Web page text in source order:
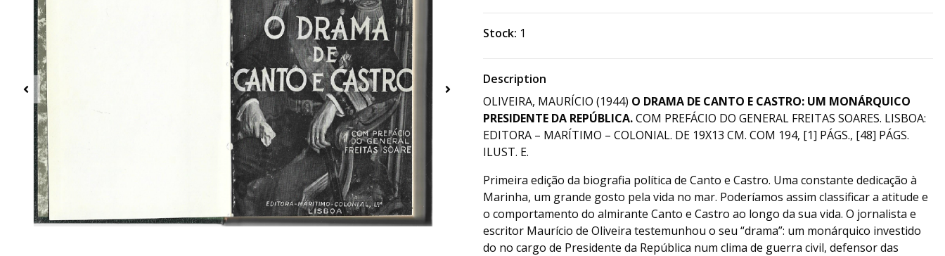
Stock: 1
Description
OLIVEIRA, MAURÍCIO (1944) O DRAMA DE CANTO E CASTRO: UM MONÁRQUICO
PRESIDENTE DA REPÚBLICA.COM PREFÁCIO DO GENERAL FREITAS SOARES. LISBOA:
EDITORA – MARÍTIMO – COLONIAL. DE 19X13 CM. COM 194, [1] PÁGS., [48] PÁGS.
ILUST. E.
Primeira edição da biografia política de Canto e Castro. Uma constante dedicação à
Marinha, um grande gosto pela vida no mar. Poderíamos assim classificar a atitude e
o comportamento do almirante Canto e Castro ao longo da sua vida. O jornalista e
escritor Maurício de Oliveira testemunhou o seu “drama”: um monárquico investido
do no cargo de Presidente da República num clima de guerra civil, defensor das